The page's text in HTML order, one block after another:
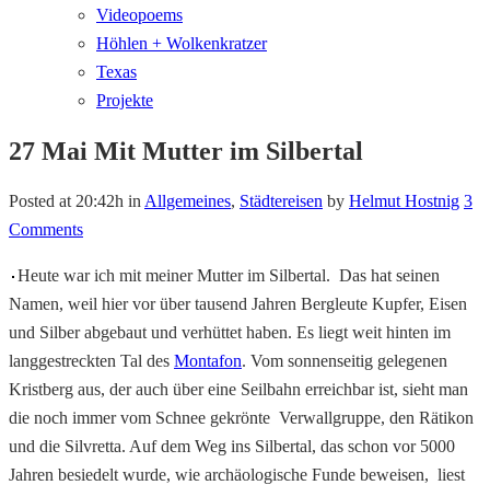
Videopoems
Höhlen + Wolkenkratzer
Texas
Projekte
27 Mai Mit Mutter im Silbertal
Posted at 20:42h in Allgemeines, Städtereisen by Helmut Hostnig 3
Comments
Heute war ich mit meiner Mutter im Silbertal. Das hat seinen
Namen, weil hier vor über tausend Jahren Bergleute Kupfer, Eisen
und Silber abgebaut und verhüttet haben. Es liegt weit hinten im
langgestreckten Tal des Montafon. Vom sonnenseitig gelegenen
Kristberg aus, der auch über eine Seilbahn erreichbar ist, sieht man
die noch immer vom Schnee gekrönte Verwallgruppe, den Rätikon
und die Silvretta. Auf dem Weg ins Silbertal, das schon vor 5000
Jahren besiedelt wurde, wie archäologische Funde beweisen, liest